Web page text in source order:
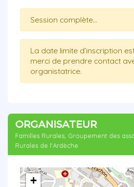
Session complète...
La date limite d’inscription
merci de prendre contact
organistatrice.
ORGANISATEUR
Familles Rurales, Groupement des
Rurales de l'Ardèche
+